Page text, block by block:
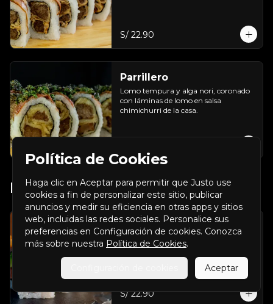
S/ 22.90
Parrillero
Lomo tempura y alga nori, coronado
con láminas de lomo en salsa
chimichurri de la casa.
Makis Con Cecina
Amazónico
Cecina, palta y alga nori, cubierto con
chicles y salsa Amazónica de la casa.
S/ 22.90
Política de Cookies
Haga clic en Aceptar para permitir que Justo use
cookies a fin de personalizar este sitio, publicar
anuncios y medir su eficiencia en otras apps y sitios
web, incluidas las redes sociales. Personalice sus
preferencias en Configuración de cookies. Conozca
más sobre nuestra Política de Cookies.
Aceptar